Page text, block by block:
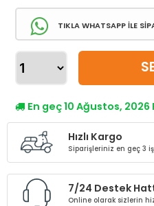
TIKLA WHATSAPP İLE
En geç 10 Ağustos,
Hızlı Kargo
Siparişleriniz en geç 3
7/24 Destek
Online olarak sizlerin